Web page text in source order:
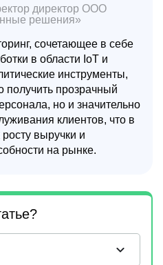
сочетающее в себе
в области IoT и
инструменты,
получить прозрачный
но и значительно
клиентов, что в
росту выручки и
на рынке.
директор ООО
решения»